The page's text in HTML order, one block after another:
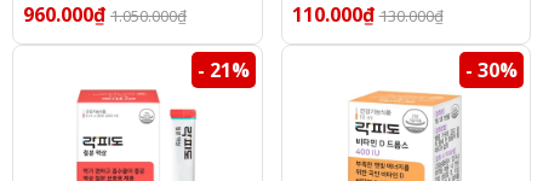
960.000₫ 1.050.000₫ 110.000₫ 130.000₫
- 21% - 30%